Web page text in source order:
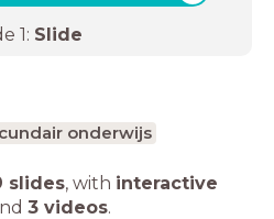
1: Slide
onderwijs
slides, with interactive
3 videos.